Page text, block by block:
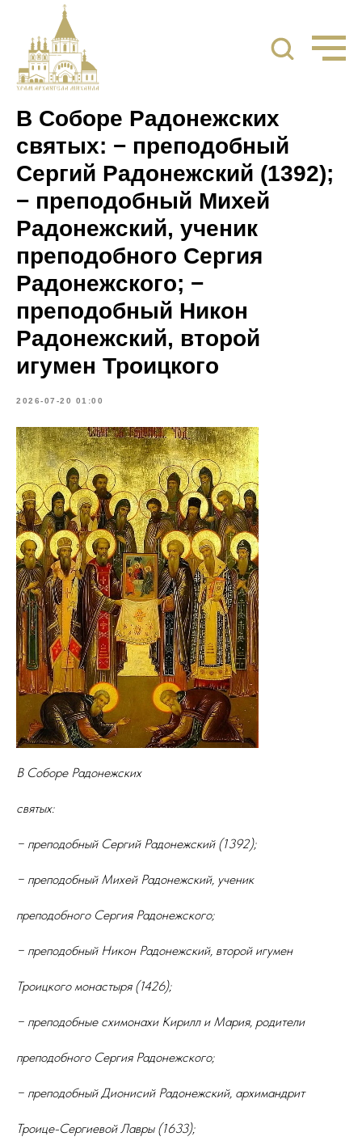
В Соборе Радонежских
святых: − преподобный
Сергий Радонежский (1392);
− преподобный Михей
Радонежский, ученик
преподобного Сергия
Радонежского; −
преподобный Никон
Радонежский, второй
игумен Троицкого
2026-07-20 01:00
В Соборе Радонежских
святых:
− преподобный Сергий Радонежский (1392);
− преподобный Михей Радонежский, ученик
преподобного Сергия Радонежского;
− преподобный Никон Радонежский, второй игумен
Троицкого монастыря (1426);
− преподобные схимонахи Кирилл и Мария, родители
преподобного Сергия Радонежского;
− преподобный Дионисий Радонежский, архимандрит
Троице-Сергиевой Лавры (1633);